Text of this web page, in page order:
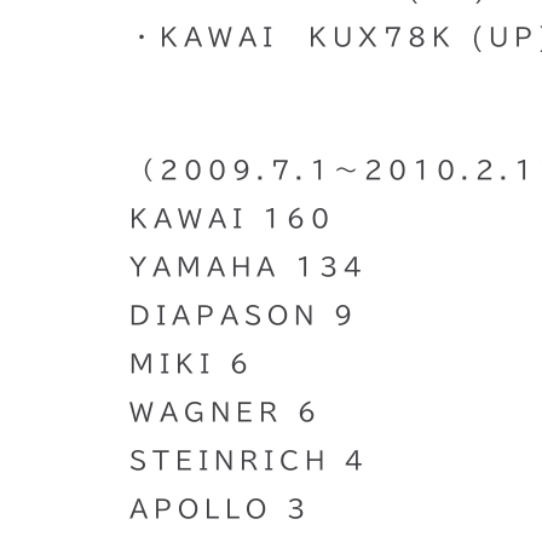
・KAWAI KUX78K
（2009.7.1〜
KAWAI 160
YAMAHA 134
DIAPASON 9
MIKI 6
WAGNER 6
STEINRICH 4
APOLLO 3